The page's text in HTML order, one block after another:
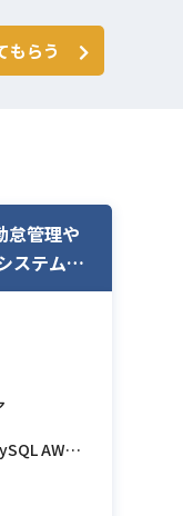
もらう
管理や
ステムの
AWS